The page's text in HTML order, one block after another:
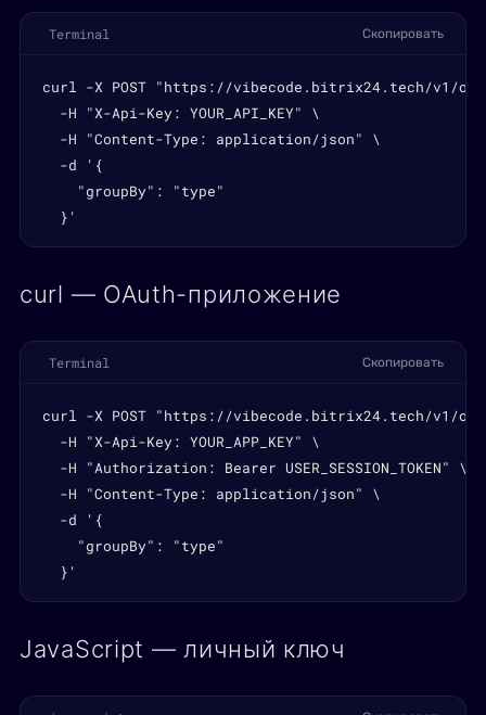
Terminal Скопировать
curl -X POST "https://vibecode.bitrix24.tech/v1/
  -H "X-Api-Key: YOUR_API_KEY" \
  -H "Content-Type: application/json" \
  -d '{
    "groupBy": "type"
  }'
curl — OAuth-приложение
Terminal Скопировать
curl -X POST "https://vibecode.bitrix24.tech/v1/
  -H "X-Api-Key: YOUR_APP_KEY" \
  -H "Authorization: Bearer USER_SESSION_TOKEN" \
  -H "Content-Type: application/json" \
  -d '{
    "groupBy": "type"
  }'
JavaScript — личный ключ